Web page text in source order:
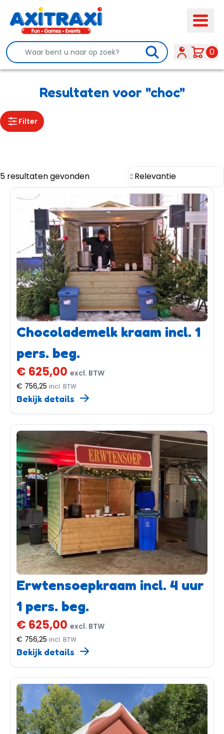
Search 0
Resultaten voor "choc"
Filter
5 resultaten gevonden Relevantie
Chocolademelk kraam incl. 1
pers. beg.
€ 625,00 excl. BTW
€ 756,25 incl. BTW
Bekijk details
Erwtensoepkraam incl. 4 uur
1 pers. beg.
€ 625,00 excl. BTW
€ 756,25 incl. BTW
Bekijk details